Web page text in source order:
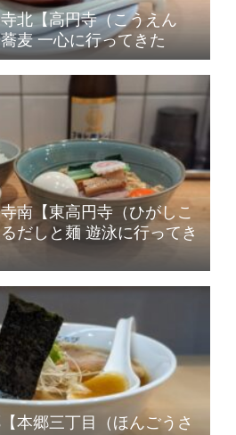
北【高円寺（こうえん
麦 一心に行ってきた
南【東高円寺（ひがしこ
だしと麺 遊泳に行ってき
本郷三丁目（ほんごうさ